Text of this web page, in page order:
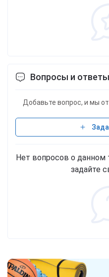
Вопросы и ответы
Добавьте вопрос, и мы
Нет вопросов о данном
задайте